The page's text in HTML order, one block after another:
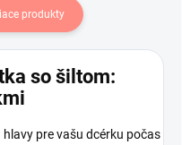
produkty
so šiltom:
pre vašu dcérku počas